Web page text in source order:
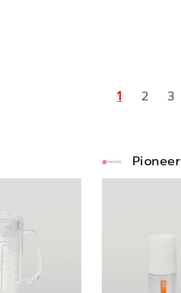
1 2 3
Pioneer